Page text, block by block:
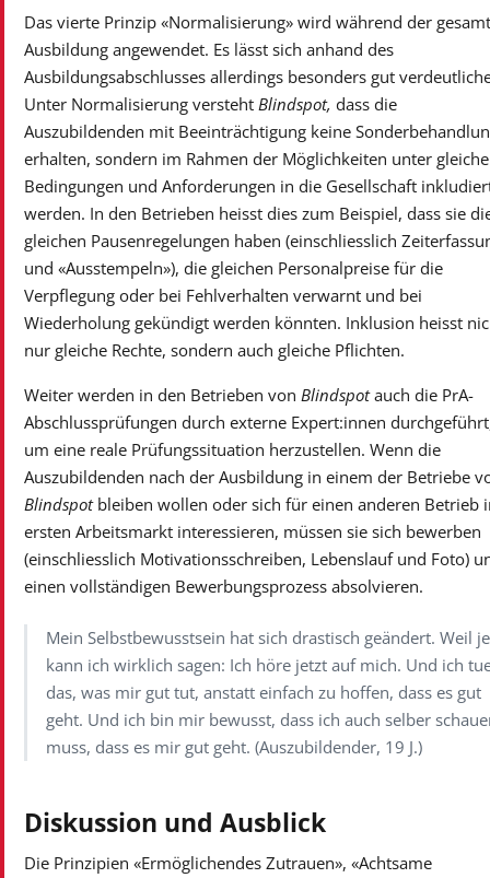
Das vierte Prinzip «Normalisierung» wird während der
Ausbildung angewendet. Es lässt sich anhand des
Ausbildungsabschlusses allerdings besonders gut
Unter Normalisierung versteht Blindspot, dass die
Auszubildenden mit Beeinträchtigung keine
erhalten, sondern im Rahmen der Möglichkeiten unter
Bedingungen und Anforderungen in die Gesellschaft
werden. In den Betrieben heisst dies zum Beispiel, dass sie
gleichen Pausenregelungen haben (einschliesslich
und «Ausstempeln»), die gleichen Personalpreise für die
Verpflegung oder bei Fehlverhalten verwarnt und bei
Wiederholung gekündigt werden könnten. Inklusion heisst
nur gleiche Rechte, sondern auch gleiche Pflichten.
Weiter werden in den Betrieben von Blindspotauch die PrA-
Abschlussprüfungen durch externe Expert:innen
um eine reale Prüfungssituation herzustellen. Wenn die
Auszubildenden nach der Ausbildung in einem der Betriebe
Blindspot bleiben wollen oder sich für einen anderen Betrieb
ersten Arbeitsmarkt interessieren, müssen sie sich bewerben
(einschliesslich Motivationsschreiben, Lebenslauf und Foto)
einen vollständigen Bewerbungsprozess absolvieren.
Mein Selbstbewusstsein hat sich drastisch geändert. Weil
kann ich wirklich sagen: Ich höre jetzt auf mich. Und ich
das, was mir gut tut, anstatt einfach zu hoffen, dass es gut
geht. Und ich bin mir bewusst, dass ich auch selber
muss, dass es mir gut geht. (Auszubildender, 19 J.)
Diskussion und Ausblick
Die Prinzipien «Ermöglichendes Zutrauen», «Achtsame